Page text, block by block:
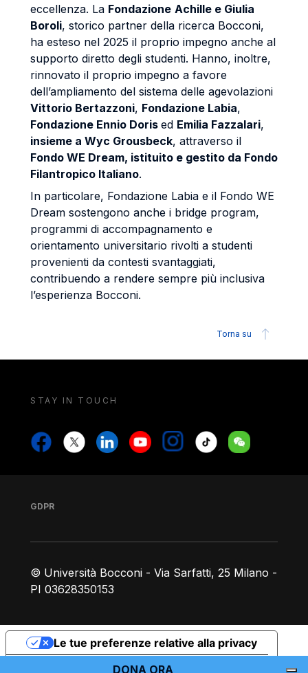
eccellenza. La Fondazione Achille e Giulia
Boroli, storico partner della ricerca Bocconi,
ha esteso nel 2025 il proprio impegno anche al
supporto diretto degli studenti. Hanno, inoltre,
rinnovato il proprio impegno a favore
dell’ampliamento del sistema delle agevolazioni
Vittorio Bertazzoni, Fondazione Labia,
Fondazione Ennio Doris ed Emilia Fazzalari,
insieme a Wyc Grousbeck, attraverso il
Fondo WE Dream, istituito e gestito da Fondo
Filantropico Italiano.
In particolare, Fondazione Labia e il Fondo WE
Dream sostengono anche i bridge program,
programmi di accompagnamento e
orientamento universitario rivolti a studenti
provenienti da contesti svantaggiati,
contribuendo a rendere sempre più inclusiva
l’esperienza Bocconi.
DONA ORA
Torna su
STAY IN TOUCH
Stay in touch
Stay in touch
Facebook
X LinkedinYoutubeInstagram
Tiktok Weechat
© Università Bocconi - Via Sarfatti, 25 Milano -
PI 03628350153
Footer
Piè di pagina
GDPR
Informativa sulla raccolta
Le tue preferenze relative alla privacy